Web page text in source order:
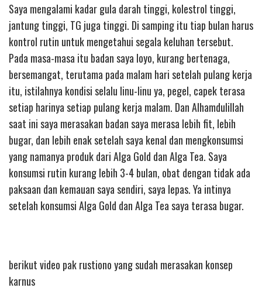
Saya mengalami kadar gula darah tinggi, kolestrol tinggi,
jantung tinggi, TG juga tinggi. Di samping itu tiap bulan harus
kontrol rutin untuk mengetahui segala keluhan tersebut.
Pada masa-masa itu badan saya loyo, kurang bertenaga,
bersemangat, terutama pada malam hari setelah pulang kerja
itu, istilahnya kondisi selalu linu-linu ya, pegel, capek terasa
setiap harinya setiap pulang kerja malam. Dan Alhamdulillah
saat ini saya merasakan badan saya merasa lebih fit, lebih
bugar, dan lebih enak setelah saya kenal dan mengkonsumsi
yang namanya produk dari Alga Gold dan Alga Tea. Saya
konsumsi rutin kurang lebih 3-4 bulan, obat dengan tidak ada
paksaan dan kemauan saya sendiri, saya lepas. Ya intinya
setelah konsumsi Alga Gold dan Alga Tea saya terasa bugar.
berikut video pak rustiono yang sudah merasakan konsep
karnus